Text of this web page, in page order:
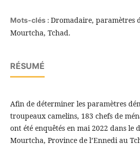
Mots-clés : Dromadaire, paramètres
Mourtcha, Tchad.
RÉSUMÉ
Afin de déterminer les paramètres
troupeaux camelins, 183 chefs de
ont été enquêtés en mai 2022 dans le
Mourtcha, Province de l’Ennedi au